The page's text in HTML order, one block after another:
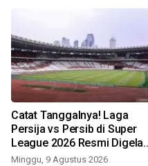
Catat Tanggalnya! Laga
Persija vs Persib di Super
League 2026 Resmi Digelar
di GBK
Minggu, 9 Agustus 2026